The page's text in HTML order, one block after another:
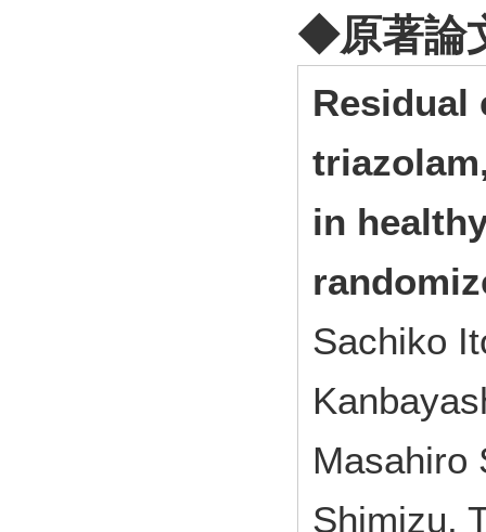
◆原著論
Residual
in
Sachiko
Masahiro
Shimizu,